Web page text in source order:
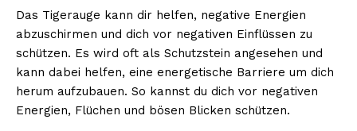
Das Tigerauge kann dir helfen, negative Energien
abzuschirmen und dich vor negativen Einflüssen zu
schützen. Es wird oft als Schutzstein angesehen und
kann dabei helfen, eine energetische Barriere um dich
herum aufzubauen. So kannst du dich vor negativen
Energien, Flüchen und bösen Blicken schützen.